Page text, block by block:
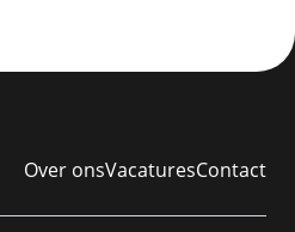
Over onsVacaturesContact